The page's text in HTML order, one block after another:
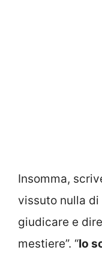
Insomma,
vissuto nulla di
giudicare e
mestiere”. “Io